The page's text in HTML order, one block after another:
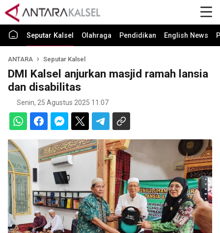
Seputar Kalsel Olahraga Pendidikan English News
ANTARA Seputar Kalsel
DMI Kalsel anjurkan masjid ramah lansia
dan disabilitas
Senin, 25 Agustus 2025 11:07